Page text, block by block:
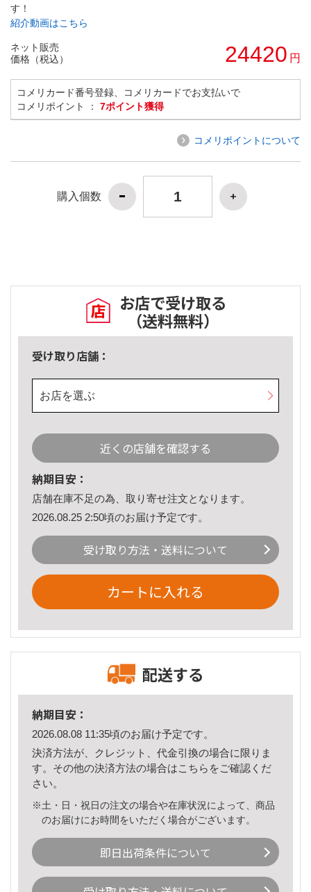
す！
紹介動画はこちら
ネット販売
価格（税込）
24420 円
コメリカード番号登録、コメリカードでお支払いで
コメリポイント ： 7ポイント獲得
コメリポイントについて
購入個数
お店で受け取る
（送料無料）
受け取り店舗：
お店を選ぶ
近くの店舗を確認する
納期目安：
店舗在庫不足の為、取り寄せ注文となります。
2026.08.25 2:50頃のお届け予定です。
受け取り方法・送料について
カートに入れる
配送する
納期目安：
2026.08.08 11:35頃のお届け予定です。
決済方法が、クレジット、代金引換の場合に限りま
す。その他の決済方法の場合はこちら をご確認くだ
さい。
※土・日・祝日の注文の場合や在庫状況によって、商品
のお届けにお時間をいただく場合がございます。
即日出荷条件について